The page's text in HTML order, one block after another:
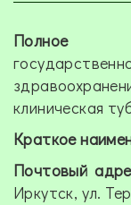
Полное
клиническая
Краткое
Почтовый
Иркутск, ул.